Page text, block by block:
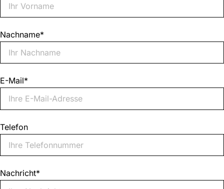
Nachname*
E-Mail*
Telefon
Nachricht*